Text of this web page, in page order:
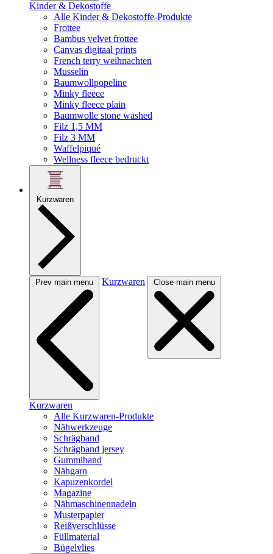
Kinder & Dekostoffe
Alle Kinder & Dekostoffe-Produkte
Frottee
Bambus velvet frottee
Canvas digitaal prints
French terry weihnachten
Musselin
Baumwollpopeline
Minky fleece
Minky fleece plain
Baumwolle stone washed
Filz 1,5 MM
Filz 3 MM
Waffelpiqué
Wellness fleece bedruckt
Kurzwaren
Prev main menu Kurzwaren Close main menu
Kurzwaren
Alle Kurzwaren-Produkte
Nähwerkzeuge
Schrägband
Schrägband jersey
Gummiband
Nähgarn
Kapuzenkordel
Magazine
Nähmaschinennadeln
Musterpapier
Reißverschlüsse
Füllmaterial
Bügelvlies